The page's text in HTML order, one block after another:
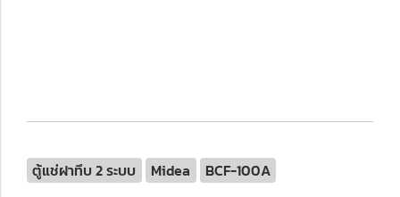
ตู้แช่ฝาทึบ 2 ระบบ Midea BCF-100A